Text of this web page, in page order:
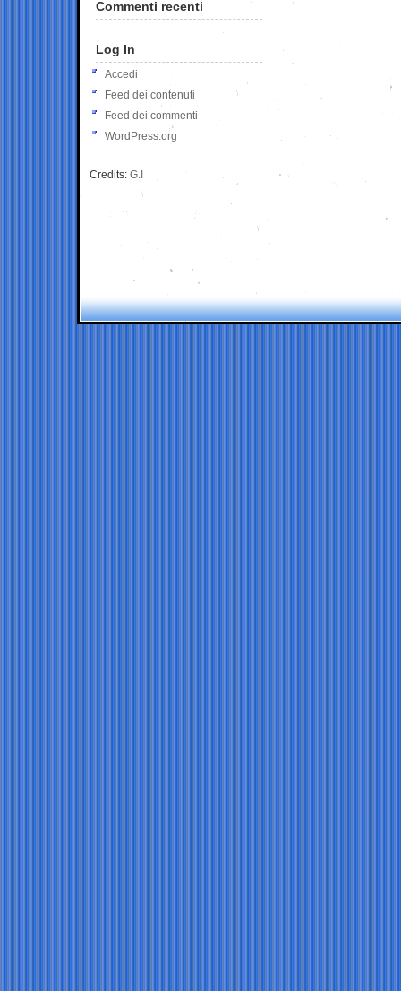
Commenti recenti
Log In
Accedi
Feed dei contenuti
Feed dei commenti
WordPress.org
Credits: G.I